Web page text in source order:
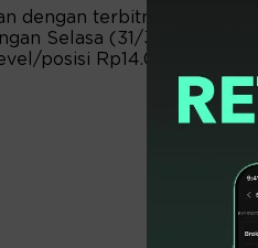
dengan terbitnya
Selasa (31/3) saham
posisi Rp14.075.